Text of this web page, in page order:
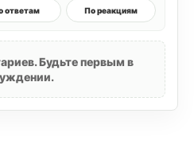
ответам По реакциям
Будьте первым в